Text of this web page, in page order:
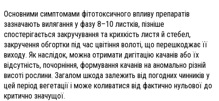
Основними симптомами фітотоксичного впливу препаратів
зазначають вилягання у фазу 8–10 листків, пізніше
спостерігається закручування та крихкість листя й стебел,
закручення обгортки під час цвітіння волоті, що перешкоджає її
виходу. Як наслідок, можна отримати дигітацію качанів або їх
відсутність, почорніння, формування качанів на аномально різній
висоті рослини. Загалом шкода залежить від погодних чинників у
цей період вегетації і може коливатися від фактично нульової до
критично значущої.